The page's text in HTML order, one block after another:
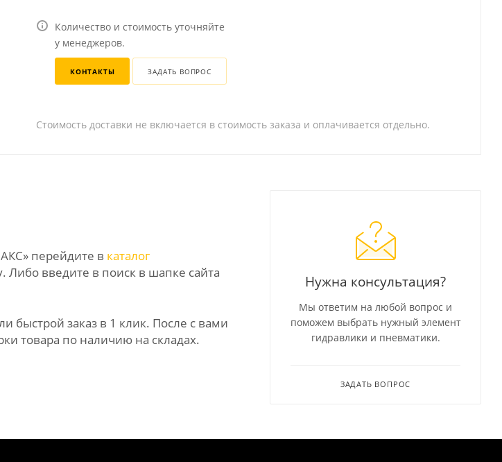
Количество и стоимость уточняйте
у менеджеров.
КОНТАКТЫ ЗАДАТЬ ВОПРОС
Стоимость доставки не включается в стоимость заказа и оплачивается отдельно.
перейдите в каталог
Либо введите в поиск в шапке сайта
быстрой заказ в 1 клик. После с вами
товара по наличию на складах.
Нужна консультация?
Мы ответим на любой вопрос и
поможем выбрать нужный элемент
гидравлики и пневматики.
ЗАДАТЬ ВОПРОС